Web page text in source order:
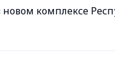
комплексе